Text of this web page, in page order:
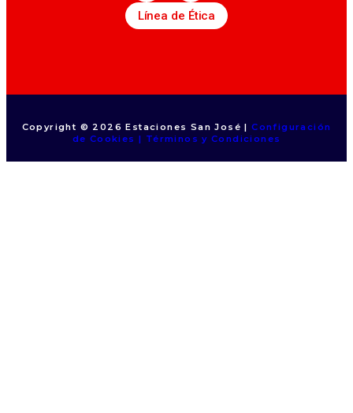
Línea de Ética
Copyright © 2026 Estaciones San José |Configuración
de Cookies | Términos y Condiciones